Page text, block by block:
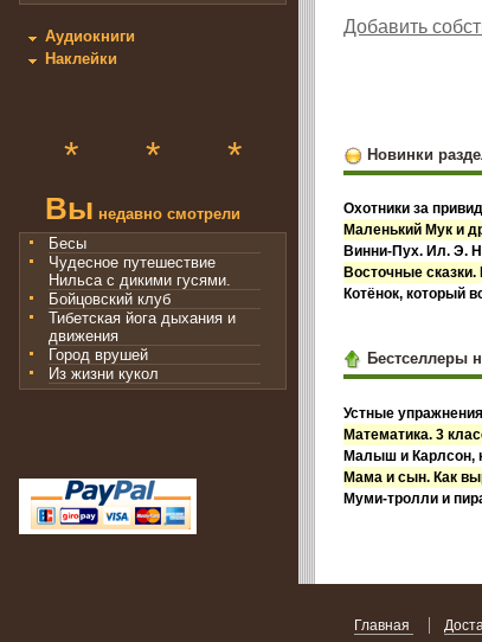
Аудиокниги
Наклейки
* * *
Вы недавно смотрели
Бесы
Чудесное путешествие
Нильса с дикими гусями.
Бойцовский клуб
Тибетская йога дыхания и
движения
Город врушей
Из жизни кукол
Добавить
Новинки
Охотники за
Маленький Мук и
Винни-Пух. Ил. Э.
Восточные
Котёнок, который
Бестселлеры
Устные
Математика. 3
Малыш и Карлсон,
Мама и сын. Как
Муми-тролли и
Главная